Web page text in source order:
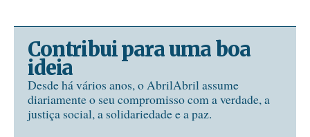
Contribui para uma boa
ideia
Desde há vários anos, o AbrilAbril assume
diariamente o seu compromisso com a verdade, a
justiça social, a solidariedade e a paz.